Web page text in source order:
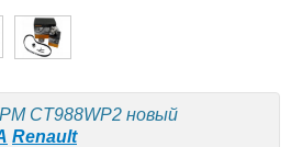
CT988WP2 новый
Renault